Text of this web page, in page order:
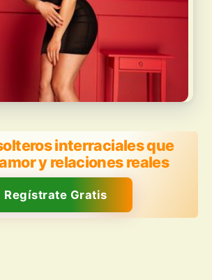
interraciales que
y relaciones reales
Regístrate Gratis